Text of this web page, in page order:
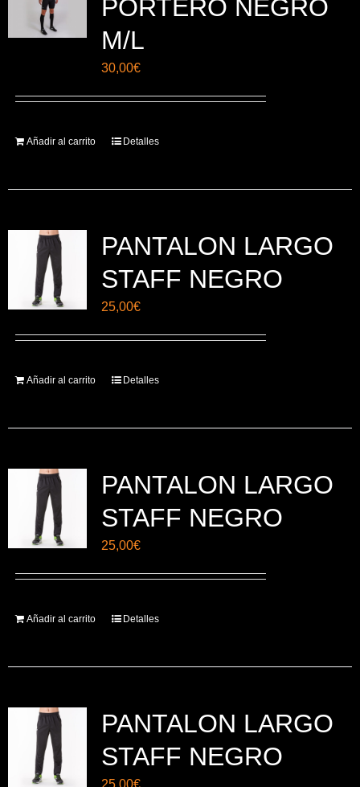
PORTERO NEGRO
M/L
30,00€
Añadir al carrito Detalles
PANTALON LARGO
STAFF NEGRO
25,00€
Añadir al carrito Detalles
PANTALON LARGO
STAFF NEGRO
25,00€
Añadir al carrito Detalles
PANTALON LARGO
STAFF NEGRO